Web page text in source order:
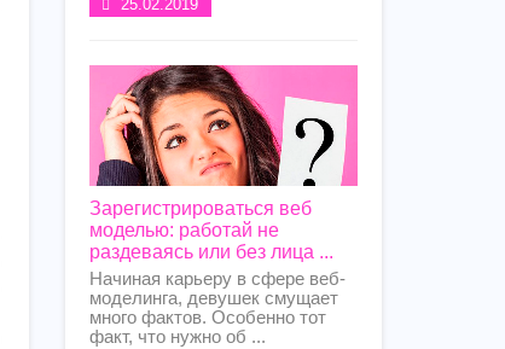
25.02.2019
Зарегистрироваться веб
моделью: работай не
раздеваясь или без лица ...
Начиная карьеру в сфере веб-
моделинга, девушек смущает
много фактов. Особенно тот
факт, что нужно об ...